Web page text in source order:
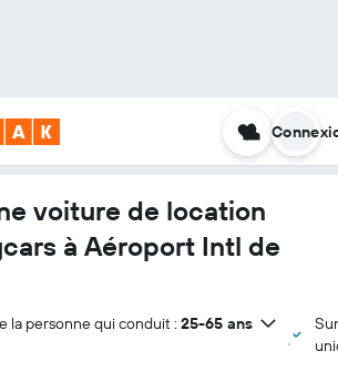
voiture de location
à Aéroport Intl de
la personne qui conduit : 25-65 ans